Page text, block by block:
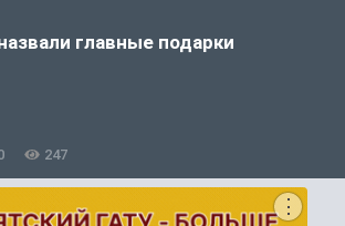
главные подарки
247